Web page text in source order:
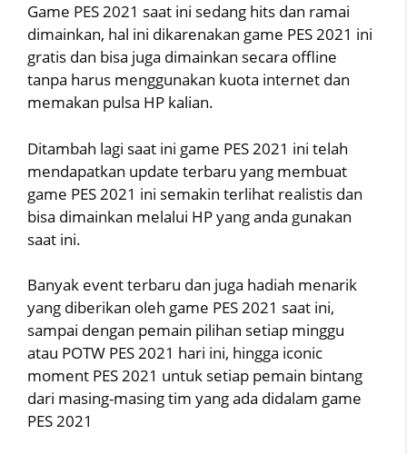
Game PES 2021 saat ini sedang hits dan ramai
dimainkan, hal ini dikarenakan game PES 2021 ini
gratis dan bisa juga dimainkan secara offline
tanpa harus menggunakan kuota internet dan
memakan pulsa HP kalian.
Ditambah lagi saat ini game PES 2021 ini telah
mendapatkan update terbaru yang membuat
game PES 2021 ini semakin terlihat realistis dan
bisa dimainkan melalui HP yang anda gunakan
saat ini.
Banyak event terbaru dan juga hadiah menarik
yang diberikan oleh game PES 2021 saat ini,
sampai dengan pemain pilihan setiap minggu
atau POTW PES 2021 hari ini, hingga iconic
moment PES 2021 untuk setiap pemain bintang
dari masing-masing tim yang ada didalam game
PES 2021